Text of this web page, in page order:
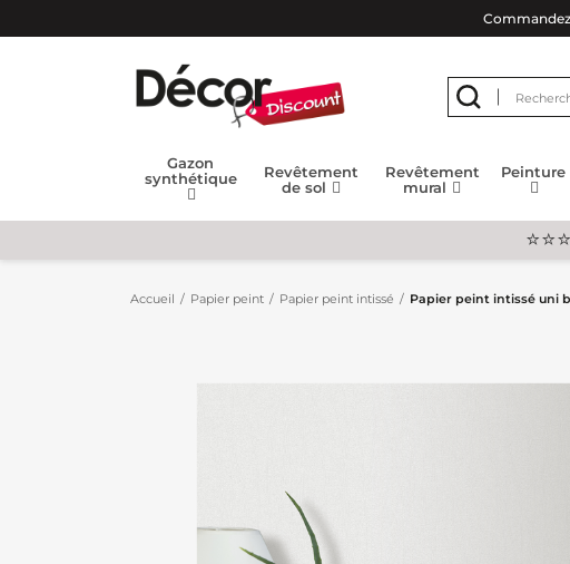
Gazon
synthétique
Revêtement
de sol
Revêtement
mural
Peinture
Accueil Papier peint Papier peint intissé Papier peint intissé uni